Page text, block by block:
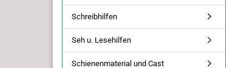
Schreibhilfen
Seh u. Lesehilfen
Schienenmaterial und Cast